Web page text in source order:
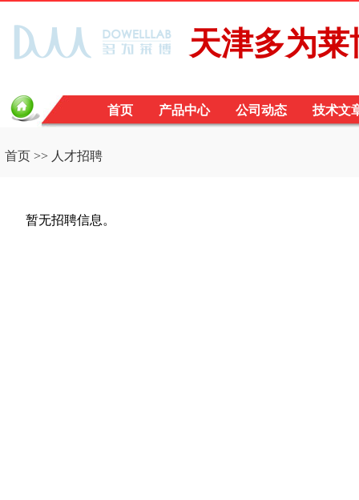
天津多为
首页 产品中心 公司动态 技术文
首页 >> 人才招聘
暂无招聘信息。